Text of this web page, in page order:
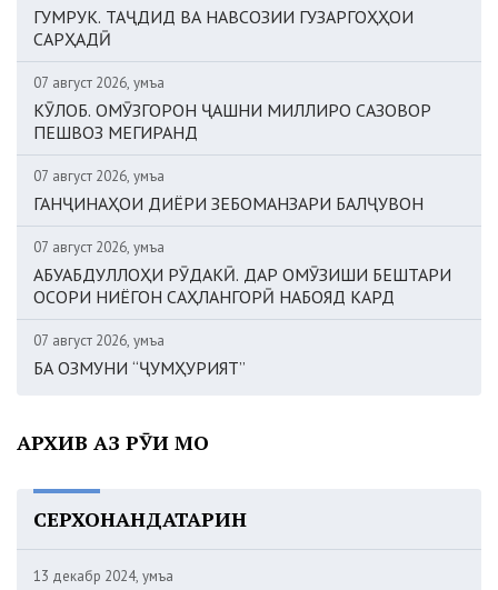
ГУМРУК. ТАҶДИД ВА НАВСОЗИИ ГУЗАРГОҲҲОИ
САРҲАДӢ
07 август 2026, Ҷумъа
КӮЛОБ. ОМӮЗГОРОН ҶАШНИ МИЛЛИРО САЗОВОР
ПЕШВОЗ МЕГИРАНД
07 август 2026, Ҷумъа
ГАНҶИНАҲОИ ДИЁРИ ЗЕБОМАНЗАРИ БАЛҶУВОН
07 август 2026, Ҷумъа
АБУАБДУЛЛОҲИ РӮДАКӢ. ДАР ОМӮЗИШИ БЕШТАРИ
ОСОРИ НИЁГОН САҲЛАНГОРӢ НАБОЯД КАРД
07 август 2026, Ҷумъа
БА ОЗМУНИ “ҶУМҲУРИЯТ”
АРХИВ АЗ РӮИ МОҲ
СЕРХОНАНДАТАРИН
13 декабр 2024, Ҷумъа